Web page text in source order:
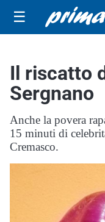
☰
Il riscatto
Sergnano
Anche la povera
15 minuti di
Cremasco.